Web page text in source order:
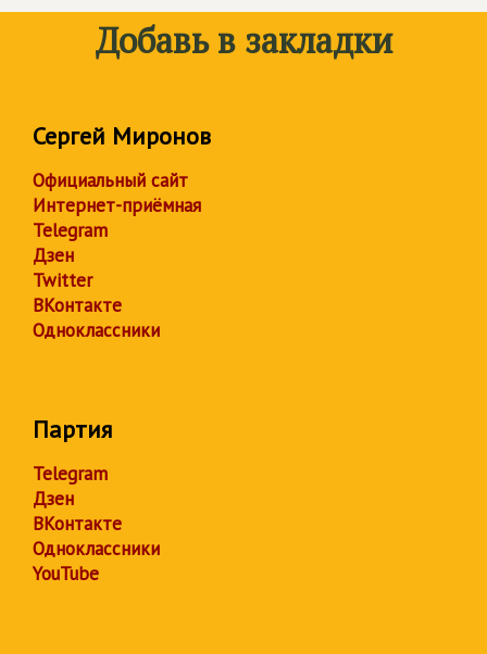
Добавь в закладки
Сергей Миронов
Официальный сайт
Интернет-приёмная
Telegram
Дзен
Twitter
ВКонтакте
Одноклассники
Партия
Telegram
Дзен
ВКонтакте
Одноклассники
YouTube